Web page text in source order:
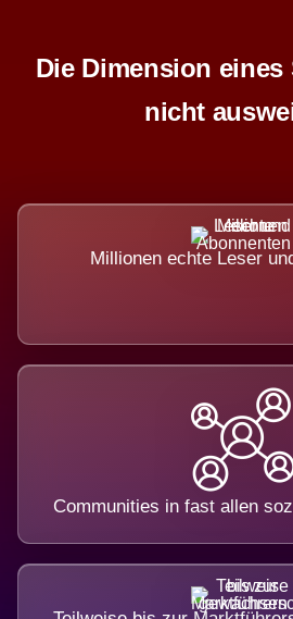
Die Dimension eines
nicht
Millionen echte Leser
Communities in fast allen